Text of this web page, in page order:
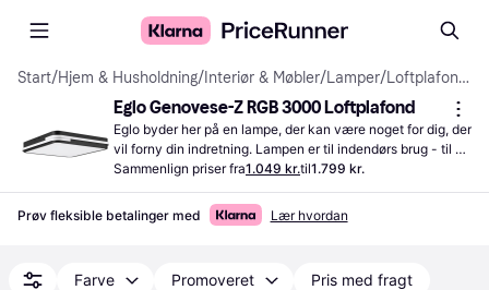
Start/Hjem & Husholdning/ Interiør & Møbler/Lamper/ Loftplafonder
Eglo Genovese-Z RGB 3000 Loftplafond
Eglo byder her på en lampe, der kan være noget for dig, der
vil forny din indretning. Lampen er til indendørs brug - til
dig, der ønsker ny belysning.
Sammenlign priser fra1.049 kr.til1.799 kr.
Prøv fleksible betalinger med Lær hvordan
Farve Promoveret Pris med fragt